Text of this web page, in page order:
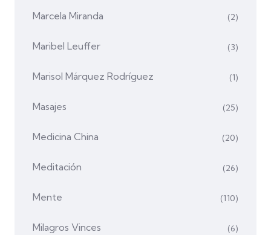
Marcela Miranda (2)
Maribel Leuffer (3)
Marisol Márquez Rodríguez (1)
Masajes (25)
Medicina China (20)
Meditación (26)
Mente (110)
Milagros Vinces (6)